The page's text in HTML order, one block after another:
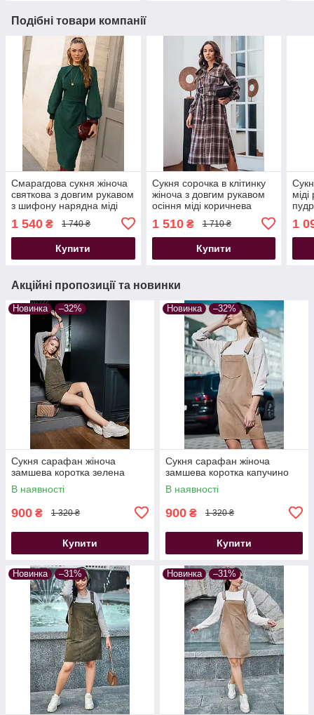
Подібні товари компанії
Смарагдова сукня жіноча
святкова з довгим рукавом
з шифону нарядна міді
1 540 ₴ 1 740 ₴
Купити
Сукня сорочка в клітинку
жіноча з довгим рукавом
осіння міді коричнева
1 510₴ 1 710 ₴
Купити
1
Акційні пропозиції та новинки
Новинка –32%
Сукня сарафан жіноча
замшева коротка зелена
В наявності
900 ₴ 1 320 ₴
Купити
Новинка –32%
Сукня сарафан жіноча
замшева коротка капучино
В наявності
900 ₴ 1 320 ₴
Купити
Новинка –31% Новинка –31%